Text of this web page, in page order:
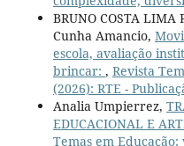
BRUNO COSTA
Cunha Amancio,
escola, avaliação
brincar: , Revista
(2026): RTE -
Analia Umpierrez,
EDUCACIONAL E
Temas em Educação: